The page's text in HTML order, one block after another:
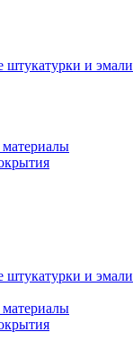
штукатурки и эмали
штукатурки и эмали